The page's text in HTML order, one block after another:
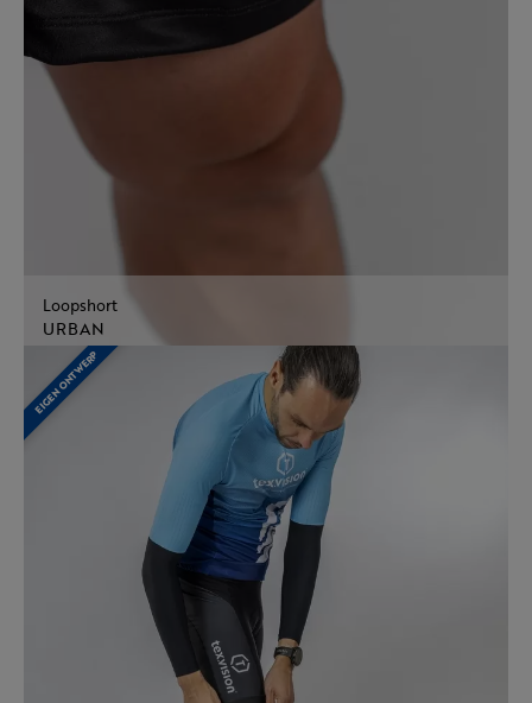
Loopshort
URBAN
EIGEN ONTWERP